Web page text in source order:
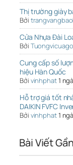
Thị trường giày
Bởi
Cửa Nhựa Đài
Bởi Tuongvicuago
Cung cấp số
hiệu Hàn Quốc
Bởi vinhphat1
Hỗ trợ giá tốt
DAIKIN FVFC
Bởi vinhphat1
Bài Viết